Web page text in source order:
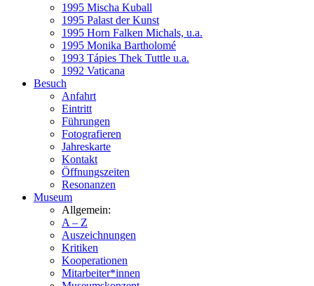
1995 Mischa Kuball
1995 Palast der Kunst
1995 Horn Falken Michals, u.a.
1995 Monika Bartholomé
1993 Tápies Thek Tuttle u.a.
1992 Vaticana
Besuch
Anfahrt
Eintritt
Führungen
Fotografieren
Jahreskarte
Kontakt
Öffnungszeiten
Resonanzen
Museum
Allgemein:
A – Z
Auszeichnungen
Kritiken
Kooperationen
Mitarbeiter*innen